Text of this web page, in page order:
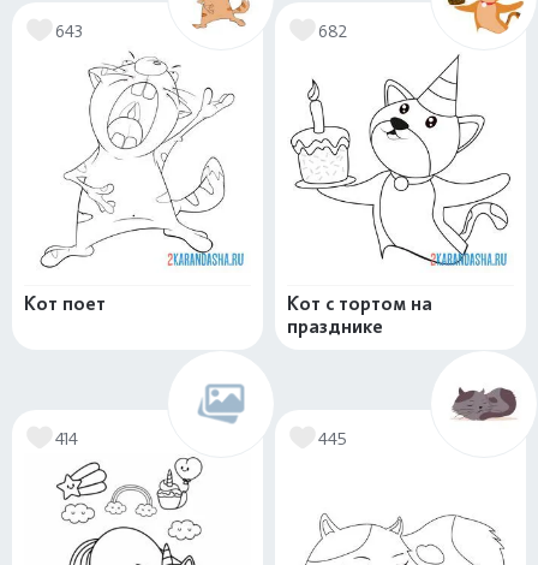
643
Кот поет
682
Кот с тортом на
празднике
414 445